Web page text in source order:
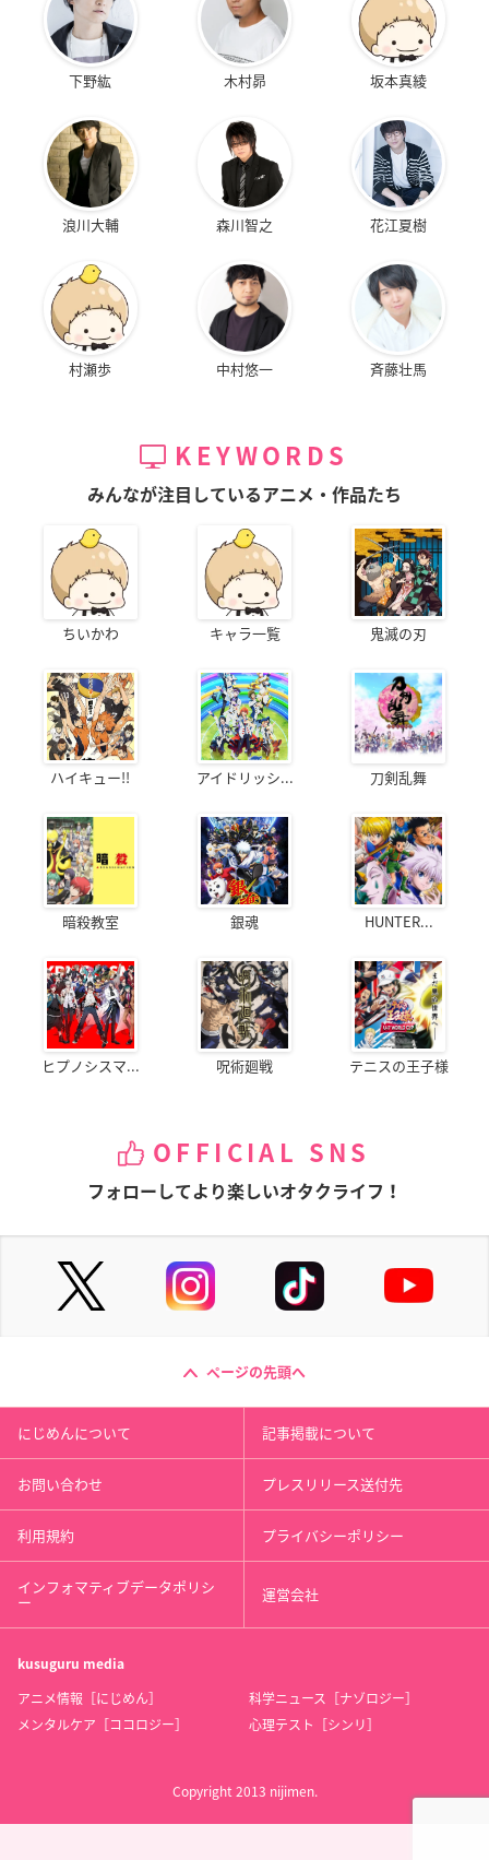
下野紘 木村昴 坂本真綾
浪川大輔 森川智之 花江夏樹
村瀬歩 中村悠一 斉藤壮馬
KEYWORDS
みんなが注目しているアニメ・作品たち
ちいかわ キャラ一覧 鬼滅の刃
ハイキュー!! アイドリッシ... 刀剣乱舞
暗殺教室 銀魂 HUNTER...
ヒプノシスマ... 呪術廻戦 テニスの王子様
OFFICIAL SNS
フォローしてより楽しいオタクライフ！
ページの先頭へ
にじめんについて 記事掲載について
お問い合わせ プレスリリース送付先
利用規約 プライバシーポリシー
インフォマティブデータポリシ
ー 運営会社
kusuguru media
アニメ情報［にじめん］
科学ニュース［ナゾロジー］
メンタルケア［ココロジー］
心理テスト［シンリ］
Copyright 2013 nijimen.